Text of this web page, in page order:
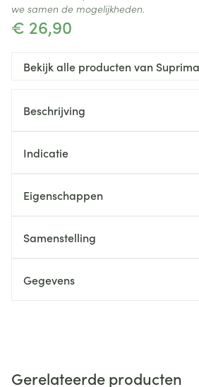
€ 26,90
we samen de mogelijkheden.
Bekijk alle producten van Suprima
Beschrijving
Indicatie
Eigenschappen
Samenstelling
Gegevens
Gerelateerde producten